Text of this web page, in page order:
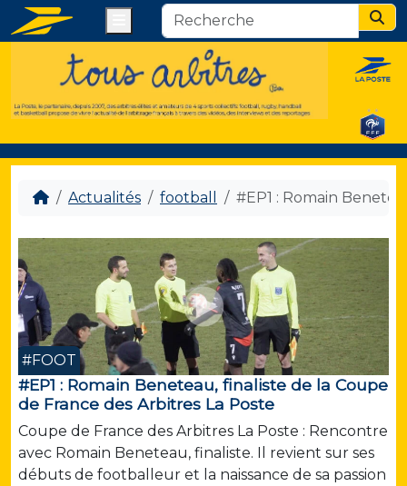
Actualités football #EP1 : Romain
#FOOT
#EP1 : Romain Beneteau, finaliste de la Coupe
de France des Arbitres La Poste
Coupe de France des Arbitres La Poste : Rencontre
avec Romain Beneteau, finaliste. Il revient sur ses
débuts de footballeur et la naissance de sa passion